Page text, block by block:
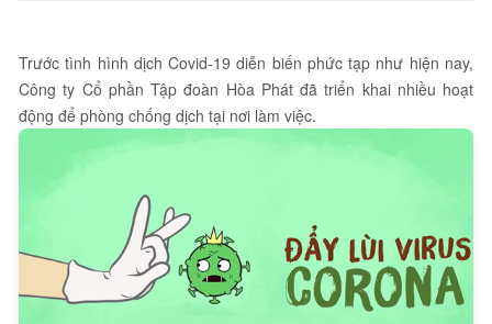
Trước tình hình dịch Covid-19 diễn biến phức tạp như hiện nay,
Công ty Cổ phần Tập đoàn Hòa Phát đã triển khai nhiều hoạt
động để phòng chống dịch tại nơi làm việc.